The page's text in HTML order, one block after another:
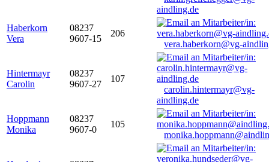
aindling.de
Haberkorn
Vera
08237
9607-15
206
vera.haberkorn@vg-
Hintermayr
Carolin
08237
9607-27
107
carolin.hintermayr@vg-
aindling.de
Hoppmann
Monika
08237
9607-0
105